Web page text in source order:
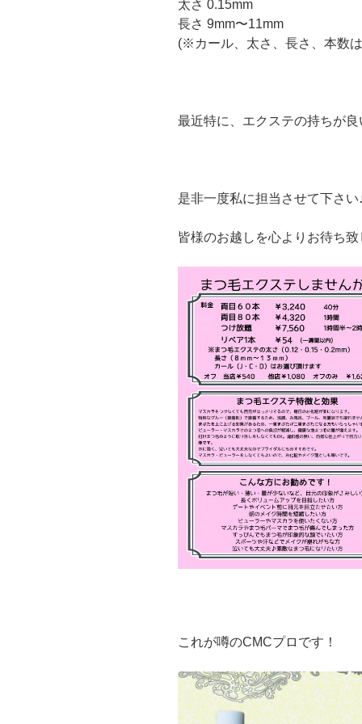
太さ 0.15mm
長さ 9mm〜11mm
(※カール、太さ、長さ、本数
最近特に、エクステの持ちが
是非一度私に担当させて下さい
皆様のお越しを心よりお待ち
これが噂のCMCプロです！